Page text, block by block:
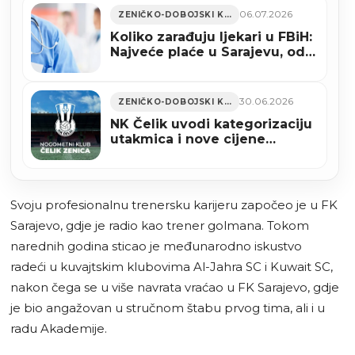
ZENIČKO-DOBOJSKI KANTON 06.07.2026
Koliko zarađuju ljekari u FBiH:
Najveće plaće u Sarajevu, od
ZENIČKO-DOBOJSKI KANTON 30.06.2026
NK Čelik uvodi kategorizaciju
utakmica i nove cijene
Svoju profesionalnu trenersku karijeru započeo je u FK
Sarajevo, gdje je radio kao trener golmana. Tokom
narednih godina sticao je međunarodno iskustvo
radeći u kuvajtskim klubovima Al-Jahra SC i Kuwait SC,
nakon čega se u više navrata vraćao u FK Sarajevo, gdje
je bio angažovan u stručnom štabu prvog tima, ali i u
radu Akademije.